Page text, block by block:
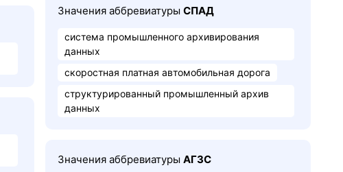
Значения аббревиатуры СПАД
система промышленного архивирования
данных
скоростная платная автомобильная дорога
структурированный промышленный архив
данных
Значения аббревиатуры АГЗС